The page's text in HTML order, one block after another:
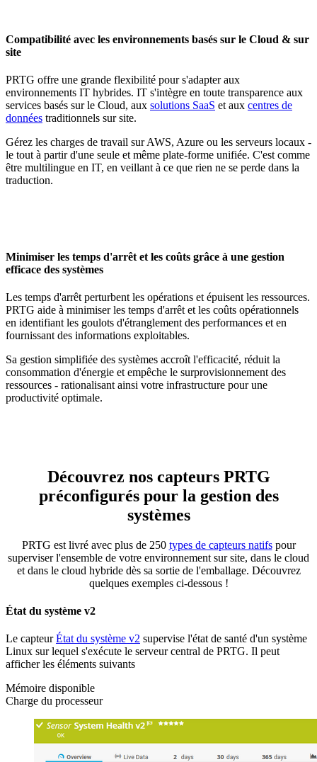
Compatibilité avec les environnements basés sur le Cloud & sur
site
PRTG offre une grande flexibilité pour s'adapter aux
environnements IT hybrides. IT s'intègre en toute transparence aux
services basés sur le Cloud, aux solutions SaaS et aux centres de
données traditionnels sur site.
Gérez les charges de travail sur AWS, Azure ou les serveurs locaux -
le tout à partir d'une seule et même plate-forme unifiée. C'est comme
être multilingue en IT, en veillant à ce que rien ne se perde dans la
traduction.
Minimiser les temps d'arrêt et les coûts grâce à une gestion
efficace des systèmes
Les temps d'arrêt perturbent les opérations et épuisent les ressources.
PRTG aide à minimiser les temps d'arrêt et les coûts opérationnels
en identifiant les goulots d'étranglement des performances et en
fournissant des informations exploitables.
Sa gestion simplifiée des systèmes accroît l'efficacité, réduit la
consommation d'énergie et empêche le surprovisionnement des
ressources - rationalisant ainsi votre infrastructure pour une
productivité optimale.
Découvrez nos capteurs PRTG
préconfigurés pour la gestion des
systèmes
PRTG est livré avec plus de 250 types de capteurs natifspour
superviser l'ensemble de votre environnement sur site, dans le cloud
et dans le cloud hybride dès sa sortie de l'emballage. Découvrez
quelques exemples ci-dessous !
État du système v2
Le capteurÉtat du système v2 supervise l'état de santé d'un système
Linux sur lequel s'exécute le serveur central de PRTG. Il peut
afficher les éléments suivants
Mémoire disponible
Charge du processeur